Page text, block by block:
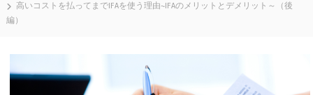
高いコストを払ってまでIFAを使う理由~IFAのメリットとデメリット～（後
編）